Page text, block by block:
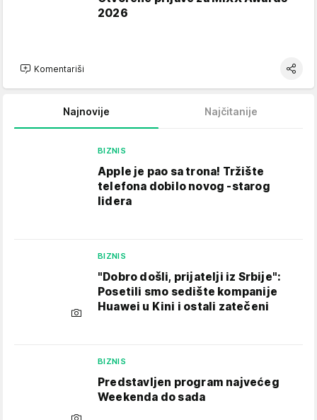
2026
Komentariši
Najnovije Najčitanije
BIZNIS
Apple je pao sa trona! Tržište
telefona dobilo novog -starog
lidera
BIZNIS
"Dobro došli, prijatelji iz Srbije":
Posetili smo sedište kompanije
Huawei u Kini i ostali zatečeni
BIZNIS
Predstavljen program najvećeg
Weekenda do sada